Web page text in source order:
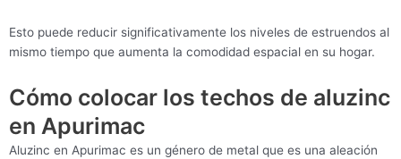
Esto puede reducir significativamente los niveles de estruendos al
mismo tiempo que aumenta la comodidad espacial en su hogar.
Cómo colocar los techos de aluzinc
en Apurimac
Aluzinc en Apurimac es un género de metal que es una aleación